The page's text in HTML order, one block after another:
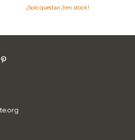
¡Solo quedan 3en stock!